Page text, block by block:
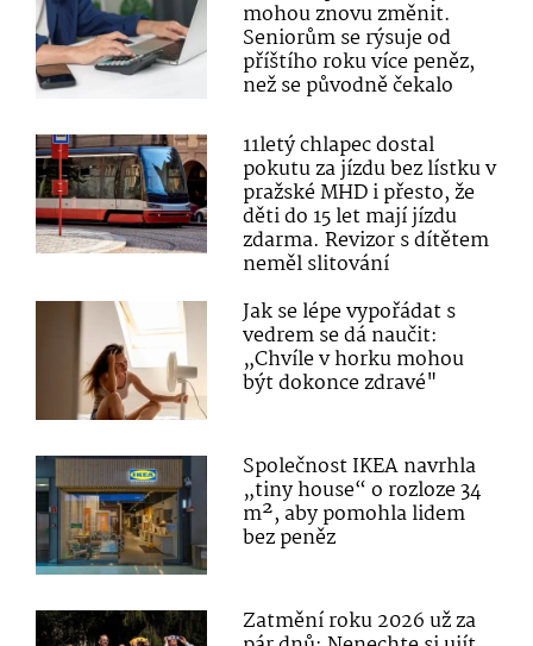
mohou znovu změnit.
Seniorům se rýsuje od
příštího roku více peněz,
než se původně čekalo
11letý chlapec dostal
pokutu za jízdu bez lístku v
pražské MHD i přesto, že
děti do 15 let mají jízdu
zdarma. Revizor s dítětem
neměl slitování
Jak se lépe vypořádat s
vedrem se dá naučit:
„Chvíle v horku mohou
být dokonce zdravé"
Společnost IKEA navrhla
„tiny house“ o rozloze 34
m², aby pomohla lidem
bez peněz
Zatmění roku 2026 už za